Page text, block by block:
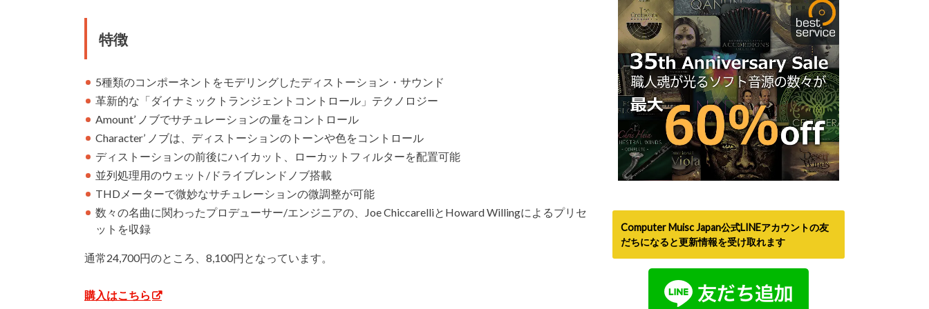
特徴
5種類のコンポーネントをモデリングしたディストーション・サウンド
革新的な「ダイナミックトランジェントコントロール」テクノロジー
Amount’ ノブでサチュレーションの量をコントロール
Character’ ノブは、ディストーションのトーンや色をコントロール
ディストーションの前後にハイカット、ローカットフィルターを配置可能
並列処理用のウェット/ドライブレンドノブ搭載
THDメーターで微妙なサチュレーションの微調整が可能
数々の名曲に関わったプロデューサー/エンジニアの、Joe ChiccarelliとHoward Willingによるプリセ
ットを収録
通常24,700円のところ、8,100円となっています。
購入はこちら
Computer Muisc Japan公式LINEアカウントの友
だちになると更新情報を受け取れます